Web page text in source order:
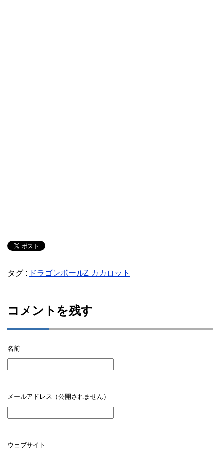
タグ : ドラゴンボールZ カカロット
コメントを残す
名前
メールアドレス（公開されません）
ウェブサイト